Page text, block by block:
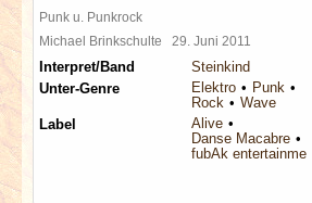
Punk u. Punkrock
Michael Brinkschulte 29. Juni 2011
Interpret/Band
Steinkind
Unter-Genre
Elektro
Punk
Rock
Wave
Label
Alive
Danse Macabre
fubAk entertainment